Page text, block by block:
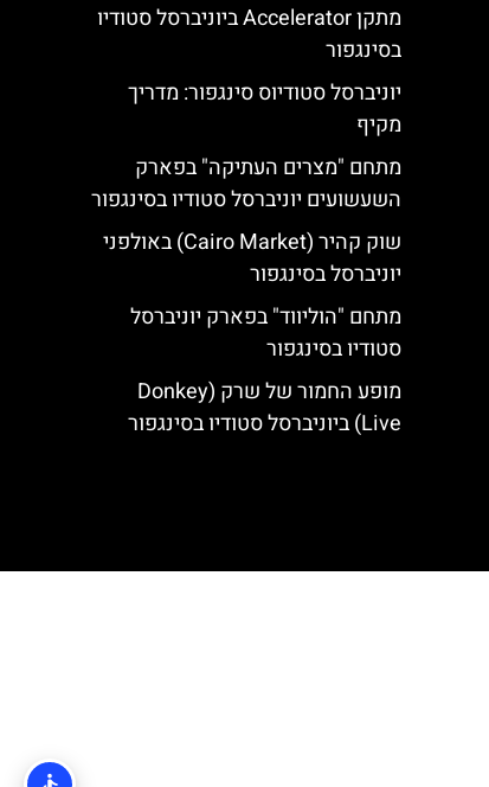
מתקן Accelerator ביוניברסל סטודיו
בסינגפור
יוניברסל סטודיוס סינגפור: מדריך
מקיף
מתחם "מצרים העתיקה" בפארק
השעשועים יוניברסל סטודיו בסינגפור
שוק קהיר (Cairo Market) באולפני
יוניברסל בסינגפור
מתחם "הוליווד" בפארק יוניברסל
סטודיו בסינגפור
מופע החמור של שרק (Donkey
Live) ביוניברסל סטודיו בסינגפור